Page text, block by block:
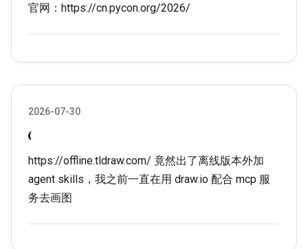
官网： https://cn.pycon.org/2026/
2026-07-30
https://offline.tldraw.com/ 竟然出了离线版本外加
agent skills，我之前一直在用 draw.io 配合 mcp 服
务去画图